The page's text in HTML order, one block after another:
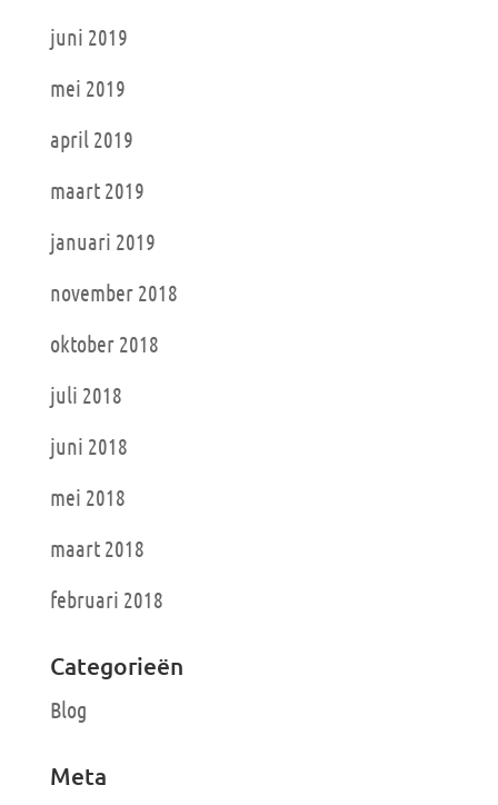
juni 2019
mei 2019
april 2019
maart 2019
januari 2019
november 2018
oktober 2018
juli 2018
juni 2018
mei 2018
maart 2018
februari 2018
Categorieën
Blog
Meta